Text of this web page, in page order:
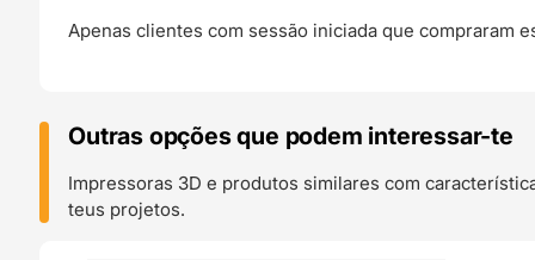
Apenas clientes com sessão iniciada que compraram
Outras opções que podem interessar-te
Impressoras 3D e produtos similares com
teus projetos.